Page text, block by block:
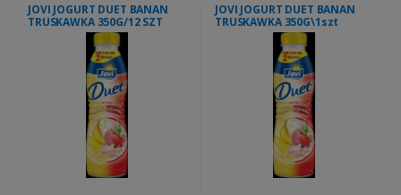
JOVI JOGURT DUET BANAN
TRUSKAWKA 350G/12 SZT
JOVI JOGURT DUET BANAN
TRUSKAWKA 350G\1szt